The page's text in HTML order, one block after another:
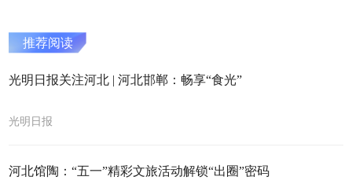
推荐阅读
光明日报关注河北 | 河北邯郸：畅享“食光”
光明日报
河北馆陶：“五一”精彩文旅活动解锁“出圈”密码